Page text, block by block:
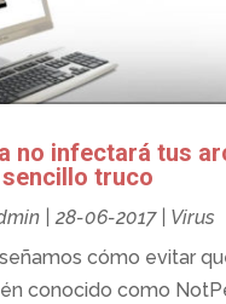
no infectará tus
truco
|28-06-2017| Virus
cómo evitar
conocido como